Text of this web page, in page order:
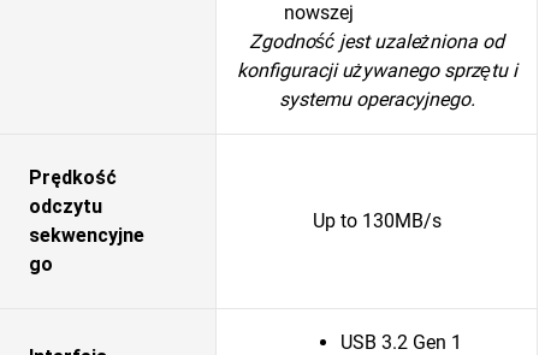
nowszej
Zgodność jest uzależniona od
konfiguracji używanego sprzętu i
systemu operacyjnego.
Prędkość
odczytu
sekwencyjne
go
Up to 130MB/s
USB 3.2 Gen 1